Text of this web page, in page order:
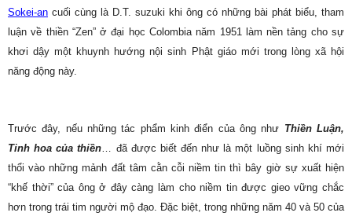
Sokei-an cuối cùng là D.T. suzuki khi ông có những bài phát biểu, tham
luận về thiền “Zen” ở đại học Colombia năm 1951 làm nền tảng cho sự
khơi dậy một khuynh hướng nội sinh Phật giáo mới trong lòng xã hội
năng động này.
Trước đây, nếu những tác phẩm kinh điển của ông như Thiền Luận,
Tinh hoa của thiền… đã được biết đến như là một luồng sinh khí mới
thổi vào những mảnh đất tâm cằn cỗi niềm tin thì bây giờ sự xuất hiện
“khế thời” của ông ở đây càng làm cho niềm tin được gieo vững chắc
hơn trong trái tim người mộ đạo. Đặc biệt, trong những năm 40 và 50 của